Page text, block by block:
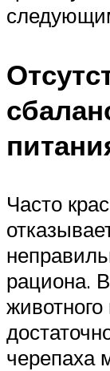
Часто
рациона.
черепаха